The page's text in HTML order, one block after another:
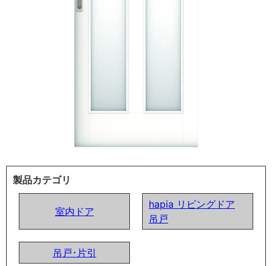
製品カテゴリ
室内ドア
hapia リビングドア
吊戸
吊戸･片引